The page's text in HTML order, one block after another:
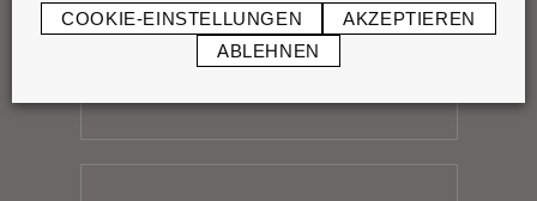
Datenblatt
pdf 0,8 MB
COOKIE-EINSTELLUNGEN
AKZEPTIEREN
ABLEHNEN